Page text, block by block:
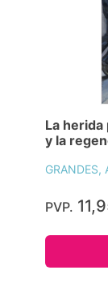
La herida
y la
GRANDES,
PVP.